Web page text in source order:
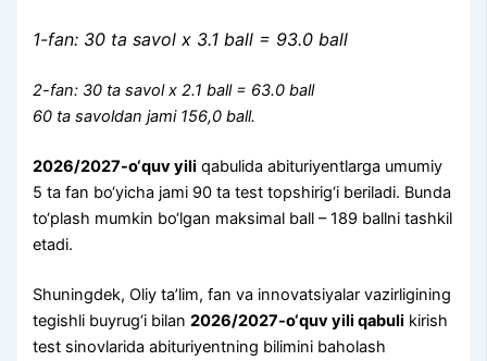
1-fan: 30 ta savol x 3.1 ball = 93.0 ball
2-fan: 30 ta savol x 2.1 ball = 63.0 ball
60 ta savoldan jami 156,0 ball.
2026/2027-o‘quv yili qabulida abituriyentlarga umumiy
5 ta fan bo‘yicha jami 90 ta test topshirig‘i beriladi. Bunda
to‘plash mumkin bo‘lgan maksimal ball – 189 ballni tashkil
etadi.
Shuningdek, Oliy ta’lim, fan va innovatsiyalar vazirligining
tegishli buyrug‘i bilan2026/2027-o‘quv yili qabuli kirish
test sinovlarida abituriyentning bilimini baholash